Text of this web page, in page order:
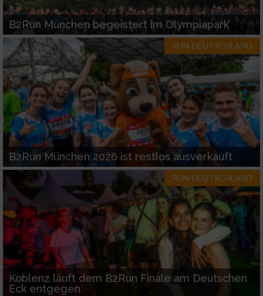
B2Run München begeistert im Olympiapark
RUN-DEUTSCHLAND
B2Run München 2026 ist restlos ausverkauft
RUN-DEUTSCHLAND
Koblenz läuft dem B2Run Finale am Deutschen
Eck entgegen